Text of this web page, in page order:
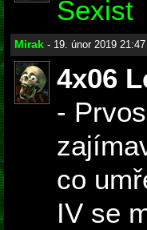
Sexist
Mirak - 19. únor 2019 21:47
4x06
-
co
IV se